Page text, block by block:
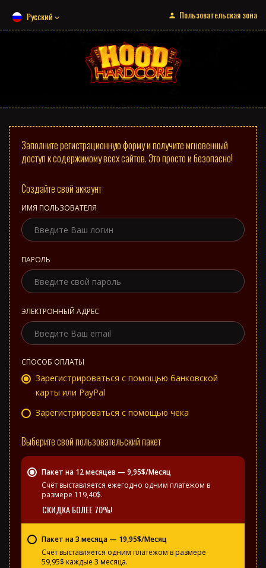
Русский Пользовательская зона
Заполните регистрационную форму и получите мгновенный
доступ к содержимому всех сайтов. Это просто и безопасно!
Создайте свой аккаунт
ИМЯ ПОЛЬЗОВАТЕЛЯ
ПАРОЛЬ
ЭЛЕКТРОННЫЙ АДРЕС
СПОСОБ ОПЛАТЫ
Зарегистрироваться с помощью банковской
карты или PayPal
Зарегистрироваться с помощью чека
Выберите свой пользовательский пакет
Пакет на 12 месяцев — 9,95$/Месяц
Счёт выставляется ежегодно одним платежом в
размере 119,40$.
СКИДКА БОЛЕЕ 70%!
Пакет на 3 месяца — 19,95$/Месяц
Счёт выставляется одним платежом в размере
59,95$ каждые 3 месяца.